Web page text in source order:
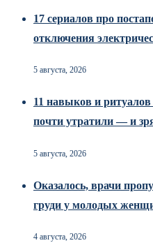
17 сериалов про
отключения
5 августа, 2026
11 навыков и
почти утратили — и
5 августа, 2026
Оказалось, врачи
груди у молодых
4 августа, 2026